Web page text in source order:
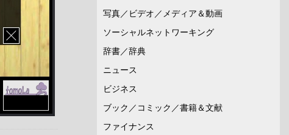
写真／ビデオ／メディア＆動画
ソーシャルネットワーキング
辞書／辞典
ニュース
ビジネス
ブック／コミック／書籍＆文献
ファイナンス